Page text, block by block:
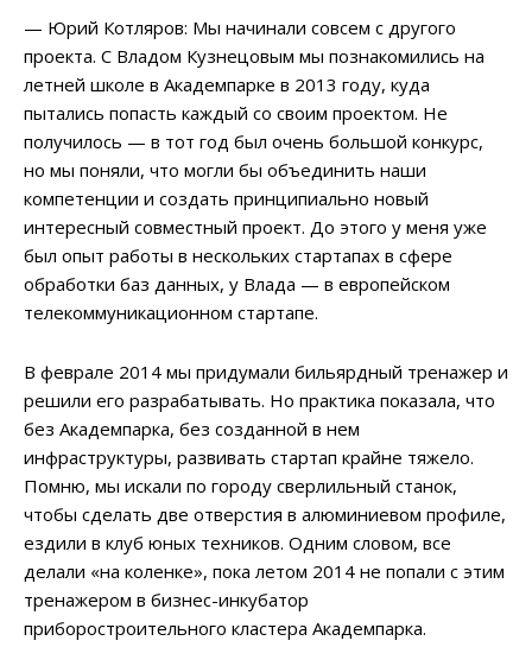
— Юрий Котляров: Мы начинали совсем с другого
проекта. С Владом Кузнецовым мы познакомились на
летней школе в Академпарке в 2013 году, куда
пытались попасть каждый со своим проектом. Не
получилось — в тот год был очень большой конкурс,
но мы поняли, что могли бы объединить наши
компетенции и создать принципиально новый
интересный совместный проект. До этого у меня уже
был опыт работы в нескольких стартапах в сфере
обработки баз данных, у Влада — в европейском
телекоммуникационном стартапе.
В феврале 2014 мы придумали бильярдный тренажер и
решили его разрабатывать. Но практика показала, что
без Академпарка, без созданной в нем
инфраструктуры, развивать стартап крайне тяжело.
Помню, мы искали по городу сверлильный станок,
чтобы сделать две отверстия в алюминиевом профиле,
ездили в клуб юных техников. Одним словом, все
делали «на коленке», пока летом 2014 не попали с этим
тренажером в бизнес-инкубатор
приборостроительного кластера Академпарка.